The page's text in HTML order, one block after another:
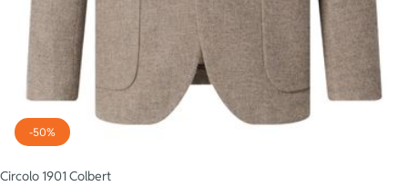
-50%
Circolo 1901 Colbert